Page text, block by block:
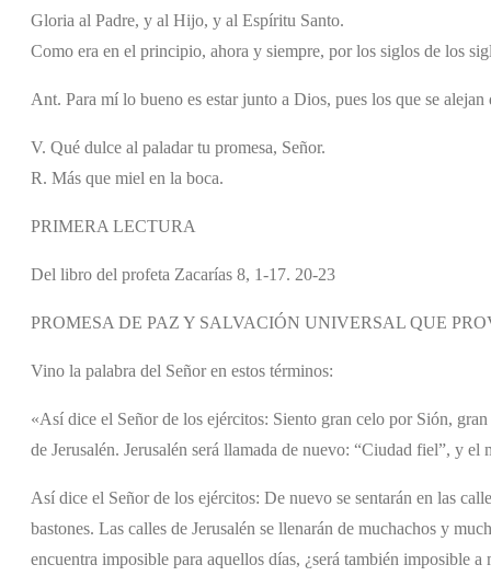
Gloria al Padre, y al Hijo, y al Espíritu Santo.
Como era en el principio, ahora y siempre, por los siglos de los
Ant. Para mí lo bueno es estar junto a Dios, pues los que se alejan
V. Qué dulce al paladar tu promesa, Señor.
R. Más que miel en la boca.
PRIMERA LECTURA
Del libro del profeta Zacarías 8, 1-17. 20-23
PROMESA DE PAZ Y SALVACIÓN UNIVERSAL QUE
Vino la palabra del Señor en estos términos:
«Así dice el Señor de los ejércitos: Siento gran celo por Sión,
de Jerusalén. Jerusalén será llamada de nuevo: “Ciudad fiel”, y
Así dice el Señor de los ejércitos: De nuevo se sentarán en las
bastones. Las calles de Jerusalén se llenarán de muchachos y
encuentra imposible para aquellos días, ¿será también imposible